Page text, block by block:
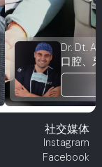
Dr. Dt.
社交媒体
Instagram
Facebook